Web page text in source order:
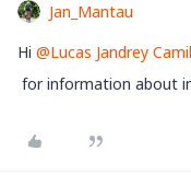
Jan_Mantau
Hi ​ @Lucas Jandrey
for information about